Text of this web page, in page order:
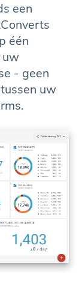
een
één
uw
- geen
uw